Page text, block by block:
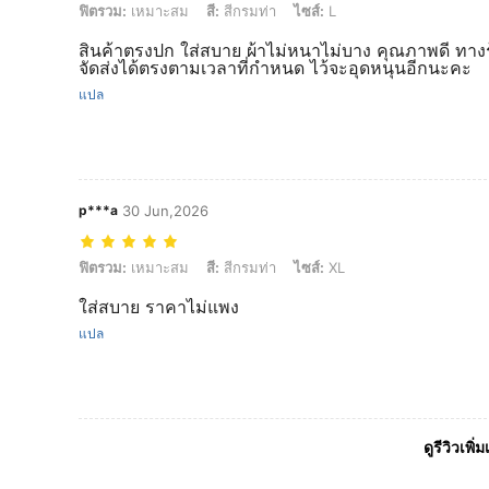
ฟิตรวม: เหมาะสม, สี: สีกรมท่า, ไซส์: L
ฟิตรวม: เหมาะสม สี: สีกรมท่า ไซส์: L
สินค้าตรงปก ใส่สบาย ผ้าไม่หนาไม่บาง คุณภาพดี ทา
จัดส่งได้ตรงตามเวลาที่กำหนด ไว้จะอุดหนุนอีกนะคะ
แปล
p***a 30 Jun,2026
ฟิตรวม: เหมาะสม, สี: สีกรมท่า, ไซส์: XL
ฟิตรวม: เหมาะสม สี: สีกรมท่า ไซส์: XL
ใส่สบาย ราคาไม่แพง
แปล
ดูรีวิวเพิ่ม